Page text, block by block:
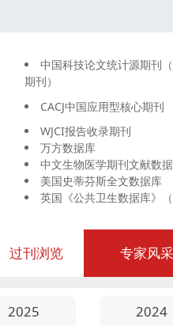
中国科技论文统计源期刊
期刊）
CACJ中国应用型核心期刊
WJCI报告收录期刊
万方数据库
中文生物医学期刊文献数
美国史蒂芬斯全文数据库
英国《公共卫生数据库》（
过刊浏览 专家风采
2025 2024